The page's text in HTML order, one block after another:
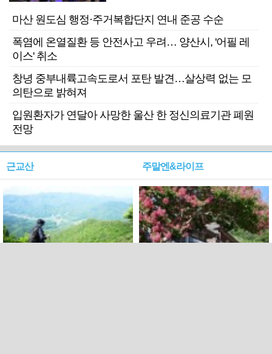
마산 원도심 행정·주거복합단지 연내 준공 수순
폭염에 온열질환 등 안전사고 우려… 양산시, '어필 레
이스' 취소
창녕 중부내륙고속도로서 포탄 발견…살상력 없는 모
의탄으로 밝혀져
입원환자가 연달아 사망한 울산 한 정신의료기관 폐원
전망
근교산 주말엔&라이프